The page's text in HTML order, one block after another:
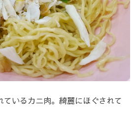
ているカニ肉。綺麗にほぐされて